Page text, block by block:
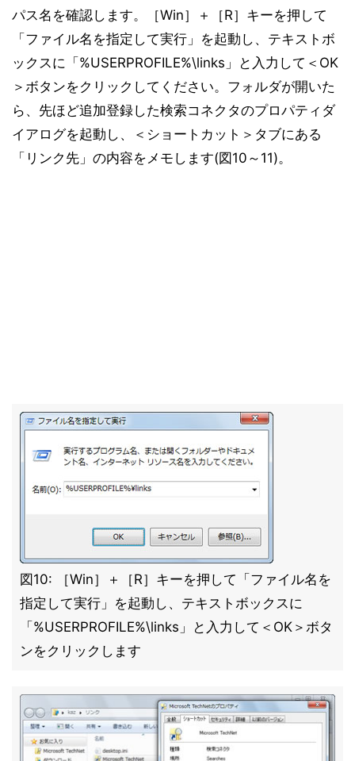
パス名を確認します。［Win］＋［R］キーを押して
「ファイル名を指定して実行」を起動し、テキストボ
ックスに「%USERPROFILE%\links」と入力して＜OK
＞ボタンをクリックしてください。フォルダが開いた
ら、先ほど追加登録した検索コネクタのプロパティダ
イアログを起動し、＜ショートカット＞タブにある
「リンク先」の内容をメモします(図10～11)。
図10: ［Win］＋［R］キーを押して「ファイル名を
指定して実行」を起動し、テキストボックスに
「%USERPROFILE%\links」と入力して＜OK＞ボタ
ンをクリックします